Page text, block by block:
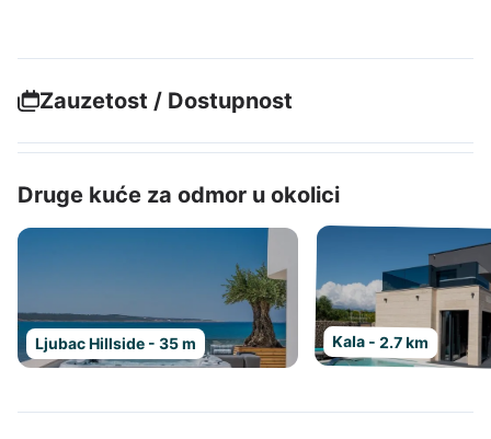
Zauzetost / Dostupnost
Druge kuće za odmor u okolici
Ljubac Hillside - 35 m Kala - 2.7 km